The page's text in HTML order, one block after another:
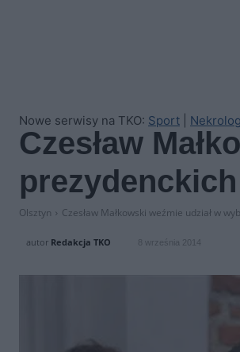
Nowe serwisy na TKO: Sport
Czesław
prezydenckich
Olsztyn Czesław Małkowski weźmie udział w
autor Redakcja TKO 8 września 2014